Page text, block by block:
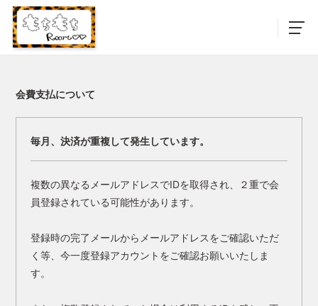
会費支払について
毎月、決済が重複して発生しています。
複数の異なるメールアドレスでIDを取得され、２重で会
員登録されている可能性があります。
登録時の完了メールからメールアドレスをご確認いただ
く等、今一度登録アカウントをご確認お願いいたしま
す。